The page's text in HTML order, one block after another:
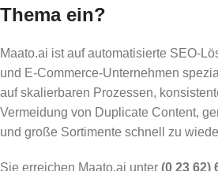
Thema ein?
Maato.ai ist auf automatisierte SEO-
und E-Commerce-Unternehmen
auf skalierbaren Prozessen,
Vermeidung von Duplicate Content,
und große Sortimente schnell zu
Sie erreichen Maato.ai unter (0 23 62)